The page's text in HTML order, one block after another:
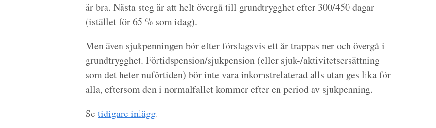
är bra. Nästa steg är att helt övergå till grundtrygghet efter 300/450 dagar
(istället för 65 % som idag).
Men även sjukpenningen bör efter förslagsvis ett år trappas ner och övergå i
grundtrygghet. Förtidspension/sjukpension (eller sjuk-/aktivitetsersättning
som det heter nuförtiden) bör inte vara inkomstrelaterad alls utan ges lika för
alla, eftersom den i normalfallet kommer efter en period av sjukpenning.
Se tidigare inlägg.